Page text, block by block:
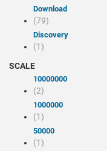
Download
(79)
discovery
(1)
SCALE
10000000
(2)
1000000
(1)
50000
(1)